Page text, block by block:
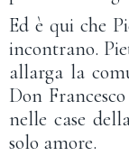
Ed è qui che
incontrano.
allarga la
Don
nelle case
solo amore.